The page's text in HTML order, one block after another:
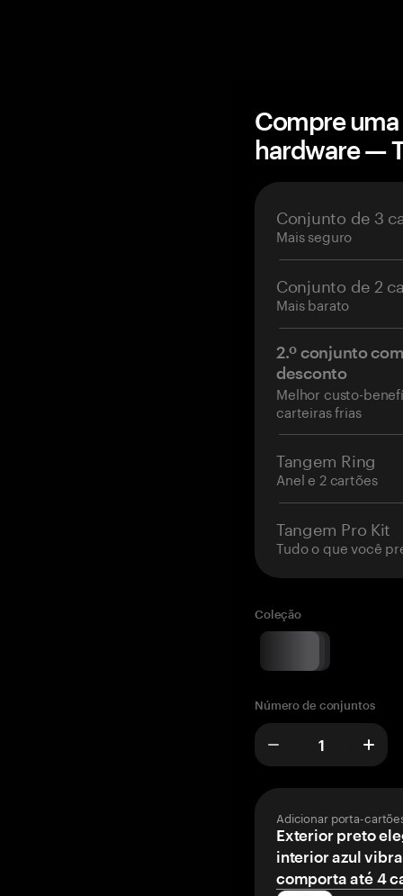
Compre
hardware —
Conjunto de 3
Mais seguro
Conjunto de 2
Mais barato
2.º conjunto
desconto
Melhor custo-
carteiras frias
Tangem Ring
Anel e 2 cartões
Tangem Pro Kit
Tudo o que você
Coleção
Número de conjuntos
Adicionar porta-
Exterior preto
interior azul
comporta até 4